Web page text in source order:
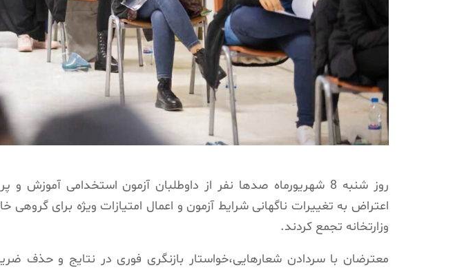
روز شنبه 8 شهریورماه صدها نفر از داوطلبان آزمون استخدامی
اعتراض به تغییرات ناگهانی شرایط آزمون و اعمال امتیازات ویژه برای
وزارتخانه تجمع کردند.
معترضان با سردادن شعارهایی،خواستار بازنگری فوری در نتایج و حذف